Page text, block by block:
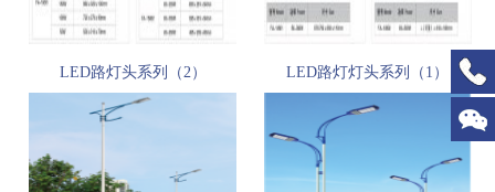
LED路灯头系列（2） LED路灯灯头系列（1）